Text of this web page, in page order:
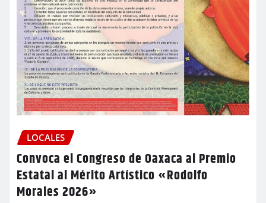
LOCALES
Convoca el Congreso de Oaxaca al Premio
Estatal al Mérito Artístico «Rodolfo
Morales 2026»